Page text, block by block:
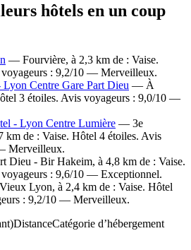
hôtels en un coup
— Fourvière, à 2,3 km de : Vaise.
: 9,2/10 — Merveilleux.
Centre Gare Part Dieu — À
3 étoiles. Avis voyageurs : 9,0/10 —
- Lyon Centre Lumière — 3e
km de : Vaise. Hôtel 4 étoiles. Avis
Merveilleux.
Dieu - Bir Hakeim, à 4,8 km de : Vaise.
: 9,6/10 — Exceptionnel.
Lyon, à 2,4 km de : Vaise. Hôtel
: 9,2/10 — Merveilleux.
DistanceCatégorie d’hébergement